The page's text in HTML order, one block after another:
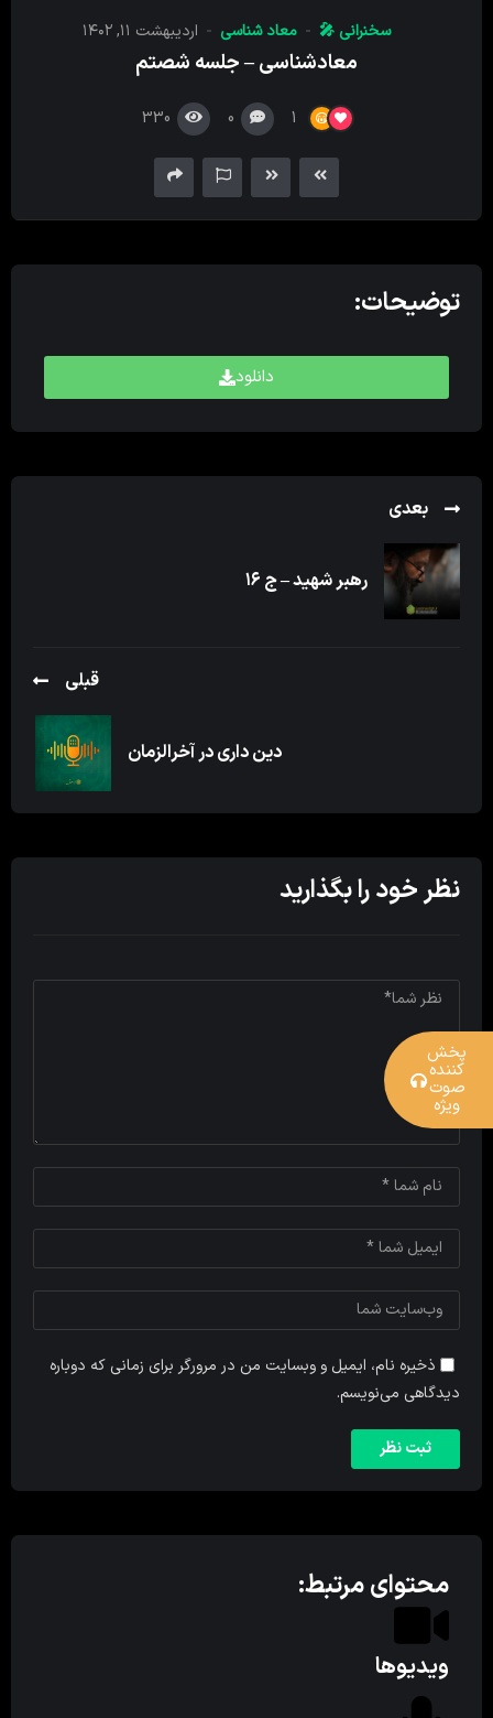
سخنرانی 🎤 معاد شناسی اردیبهشت ۱۱, ۱۴۰۲
معادشناسی – جلسه شصتم
1
0
330
توضیحات:
دانلود
بعدی
رهبر شهید – ج ۱۶
قبلی
دین داری در آخرالزمان
نظر خود را بگذارید
ذخیره نام، ایمیل و وبسایت من در مرورگر برای زمانی که دوباره
دیدگاهی می‌نویسم.
محتوای مرتبط:
ویدیوها
پخش
کننده
صوت
ویژه